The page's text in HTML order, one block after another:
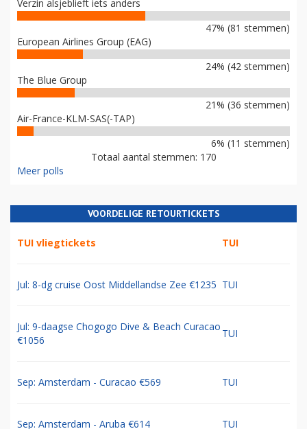
Verzin alsjeblieft iets anders
47% (81 stemmen)
European Airlines Group (EAG)
24% (42 stemmen)
The Blue Group
21% (36 stemmen)
Air-France-KLM-SAS(-TAP)
6% (11 stemmen)
Totaal aantal stemmen: 170
Meer polls
VOORDELIGE RETOURTICKETS
TUI vliegtickets TUI
Jul: 8-dg cruise Oost Middellandse Zee €1235 TUI
Jul: 9-daagse Chogogo Dive & Beach Curacao
€1056
TUI
Sep: Amsterdam - Curacao €569 TUI
Sep: Amsterdam - Aruba €614 TUI